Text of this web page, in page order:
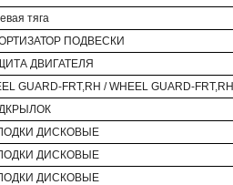
тяга
ПОДВЕСКИ
ДВИГАТЕЛЯ
GUARD-FRT,RH / WHEEL GUARD-FRT,RH
ДИСКОВЫЕ
ДИСКОВЫЕ
ДИСКОВЫЕ